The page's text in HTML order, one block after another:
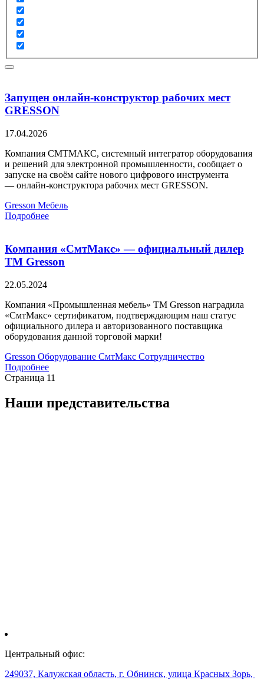
Запущен онлайн-конструктор рабочих мест
GRESSON
17.04.2026
Компания СМТМАКС, системный интегратор оборудования
и решений для электронной промышленности, сообщает о
запуске на своём сайте нового цифрового инструмента
— онлайн-конструктора рабочих мест GRESSON.
Gresson Мебель
Подробнее
Компания «СмтМакс» — официальный дилер
ТМ Gresson
22.05.2024
Компания «Промышленная мебель» ТМ Gresson наградила
«СмтМакс» сертификатом, подтверждающим наш статус
официального дилера и авторизованного поставщика
оборудования данной торговой марки!
Gresson Оборудование СмтМакс Сотрудничество
Подробнее
Страница 11
Наши представительства
Центральный офис:
249037, Калужская область, г. Обнинск, улица Красных Зорь,